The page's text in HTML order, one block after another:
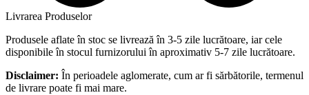
Livrarea Produselor
Produsele aflate în stoc se livrează în 3-5 zile lucrătoare, iar cele
disponibile în stocul furnizorului în aproximativ 5-7 zile lucrătoare.
Disclaimer: În perioadele aglomerate, cum ar fi sărbătorile, termenul
de livrare poate fi mai mare.